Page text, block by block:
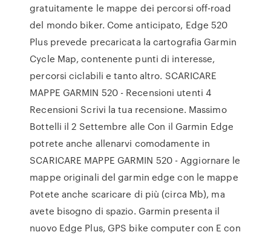
gratuitamente le mappe dei percorsi off-road
del mondo biker. Come anticipato, Edge 520
Plus prevede precaricata la cartografia Garmin
Cycle Map, contenente punti di interesse,
percorsi ciclabili e tanto altro. SCARICARE
MAPPE GARMIN 520 - Recensioni utenti 4
Recensioni Scrivi la tua recensione. Massimo
Bottelli il 2 Settembre alle Con il Garmin Edge
potrete anche allenarvi comodamente in
SCARICARE MAPPE GARMIN 520 - Aggiornare le
mappe originali del garmin edge con le mappe
Potete anche scaricare di più (circa Mb), ma
avete bisogno di spazio. Garmin presenta il
nuovo Edge Plus, GPS bike computer con E con